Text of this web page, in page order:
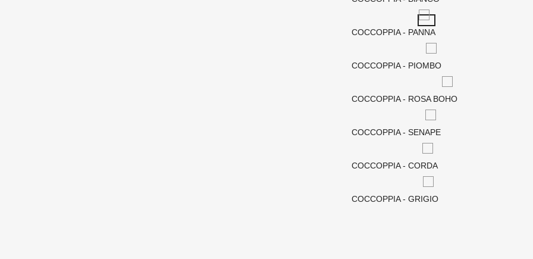
COCCOPPIA - PANNA​
COCCOPPIA - PIOMBO​
COCCOPPIA - ROSA BOHO​
COCCOPPIA - SENAPE​
COCCOPPIA - CORDA​
COCCOPPIA - GRIGIO​